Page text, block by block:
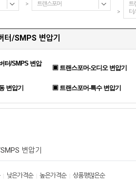
>
트랜스포머
>
트
터
터/SMPS 변압기
터/SMPS 변압
▣ 트랜스포머-오디오 변압기
변압기 ▣ 트랜스포머-특수 변압기
변압기
| 낮은가격순| 높은가격순| 상품평많은순